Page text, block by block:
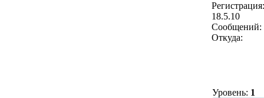
Регистрация:
18.5.10
Сообщений:
Откуда:
Уровень: 1